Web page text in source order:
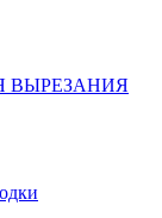
ВЫРЕЗАНИЯ